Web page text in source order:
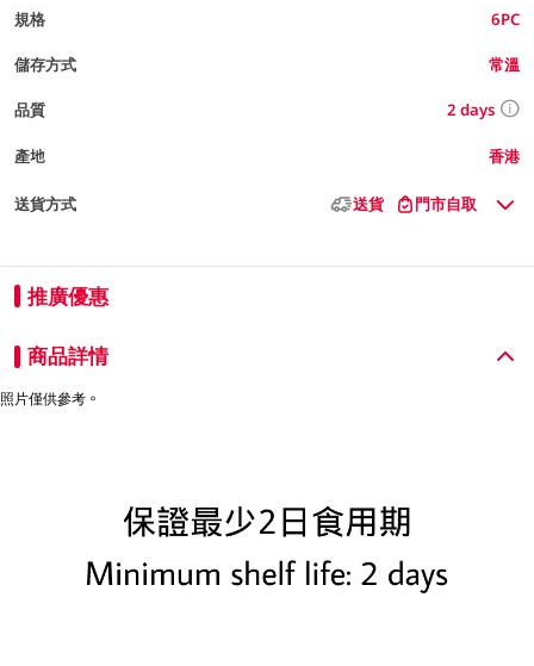
規格 6PC
儲存方式 常溫
品質 2 days
產地 香港
送貨方式 送貨 門市自取
推廣優惠
商品詳情
照片僅供參考。